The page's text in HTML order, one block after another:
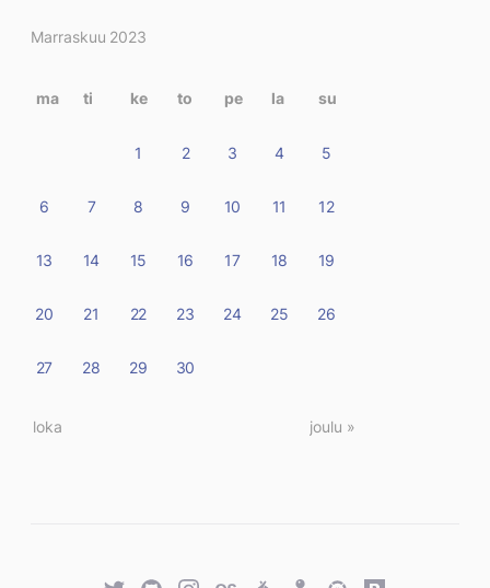
Kirjoitukset
Marraskuu 2023
ma ti ke to pe la su
1 2 3 4 5
6 7 8 9 10 11 12
13 14 15 16 17 18 19
20 21 22 23 24 25 26
27 28 29 30
« loka joulu »